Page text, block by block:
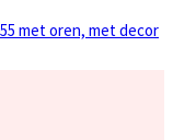
met oren, met decor